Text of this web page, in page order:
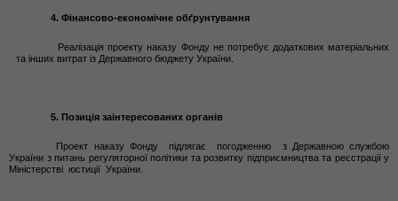
4. Фінансово-економічне обґрунтування
Реалізація проекту наказу Фонду не потребує додаткових матеріальних
та інших витрат із Державного бюджету України.
5. Позиція заінтересованих органів
Проект наказу Фонду
підлягає погодженню з Державною службою
України з питань регуляторної політики та розвитку підприємництва та реєстрації у
Міністерстві юстиції України.